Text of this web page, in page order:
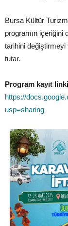
Bursa Kültür
programın içeriğini
tarihini değiştirmeyi
tutar.
Program kayıt
https://
usp=sharing